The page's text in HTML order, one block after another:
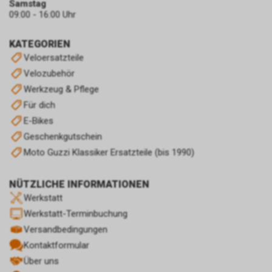
KATEGORIEN
Veloersatzteile
Velozubehör
Werkzeug & Pflege
Für dich
E-Bikes
Geschenkgutschein
Moto Guzzi Klassiker Ersatzteile (bis 1990)
NÜTZLICHE INFORMATIONEN
Werkstatt
Werkstatt-Terminbuchung
Versandbedingungen
Kontaktformular
Über uns
Samstag
09:00 - 16:00 Uhr